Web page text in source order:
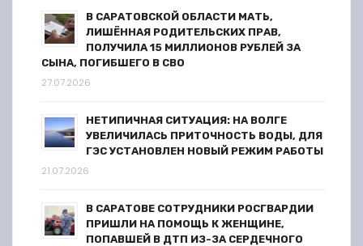
В САРАТОВСКОЙ ОБЛАСТИ МАТЬ,
ЛИШЁННАЯ РОДИТЕЛЬСКИХ ПРАВ,
ПОЛУЧИЛА 15 МИЛЛИОНОВ РУБЛЕЙ ЗА
СЫНА, ПОГИБШЕГО В СВО
27.07.2026
НЕТИПИЧНАЯ СИТУАЦИЯ: НА ВОЛГЕ
УВЕЛИЧИЛАСЬ ПРИТОЧНОСТЬ ВОДЫ, ДЛЯ
ГЭС УСТАНОВЛЕН НОВЫЙ РЕЖИМ РАБОТЫ
21.07.2026
В САРАТОВЕ СОТРУДНИКИ РОСГВАРДИИ
ПРИШЛИ НА ПОМОЩЬ К ЖЕНЩИНЕ,
ПОПАВШЕЙ В ДТП ИЗ-ЗА СЕРДЕЧНОГО